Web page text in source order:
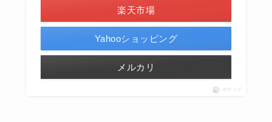
楽天市場
Yahooショッピング
メルカリ
ポチップ